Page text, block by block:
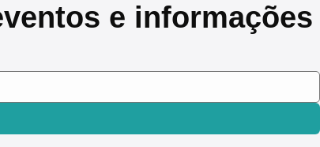
e informações